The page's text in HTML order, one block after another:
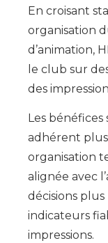
En croisant
organisation
d’animation,
le club sur
des
Les
adhérent
organisation
alignée avec
décisions
indicateurs
impressions.